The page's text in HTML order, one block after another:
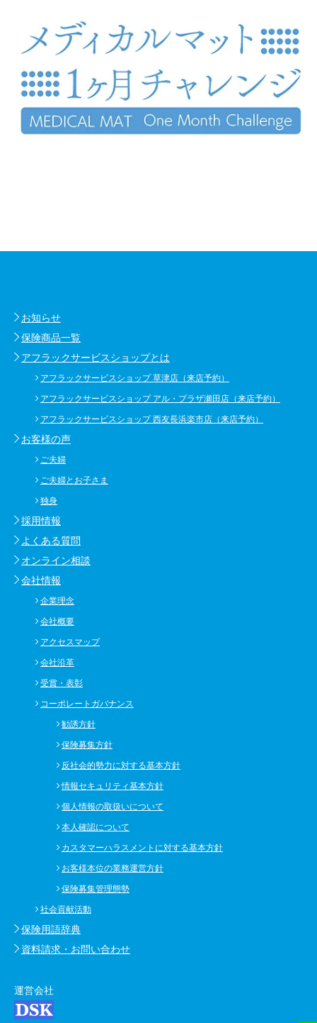
お知らせ
保険商品一覧
アフラックサービスショップとは
アフラックサービスショップ 草津店（来店予約）
アフラックサービスショップ アル・プラザ瀬田店（来店予約）
アフラックサービスショップ 西友長浜楽市店（来店予約）
お客様の声
ご夫婦
ご夫婦とお子さま
独身
採用情報
よくある質問
オンライン相談
会社情報
企業理念
会社概要
アクセスマップ
会社沿革
受賞・表彰
コーポレートガバナンス
勧誘方針
保険募集方針
反社会的勢力に対する基本方針
情報セキュリティ基本方針
個人情報の取扱いについて
本人確認について
カスタマーハラスメントに対する基本方針
お客様本位の業務運営方針
保険募集管理態勢
社会貢献活動
保険用語辞典
資料請求・お問い合わせ
運営会社